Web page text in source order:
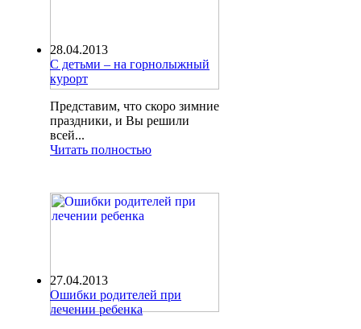
28.04.2013
С детьми – на горнолыжный
курорт
Представим, что скоро зимние
праздники, и Вы решили
всей...
Читать полностью
27.04.2013
Ошибки родителей при
лечении ребенка